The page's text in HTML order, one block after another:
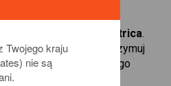
od Ainvesting.
CFD w
Red Electrica.
rzeczywistym i otrzymuj
przypadku rzeczywistego
akcji.
Twojego kraju
nie są